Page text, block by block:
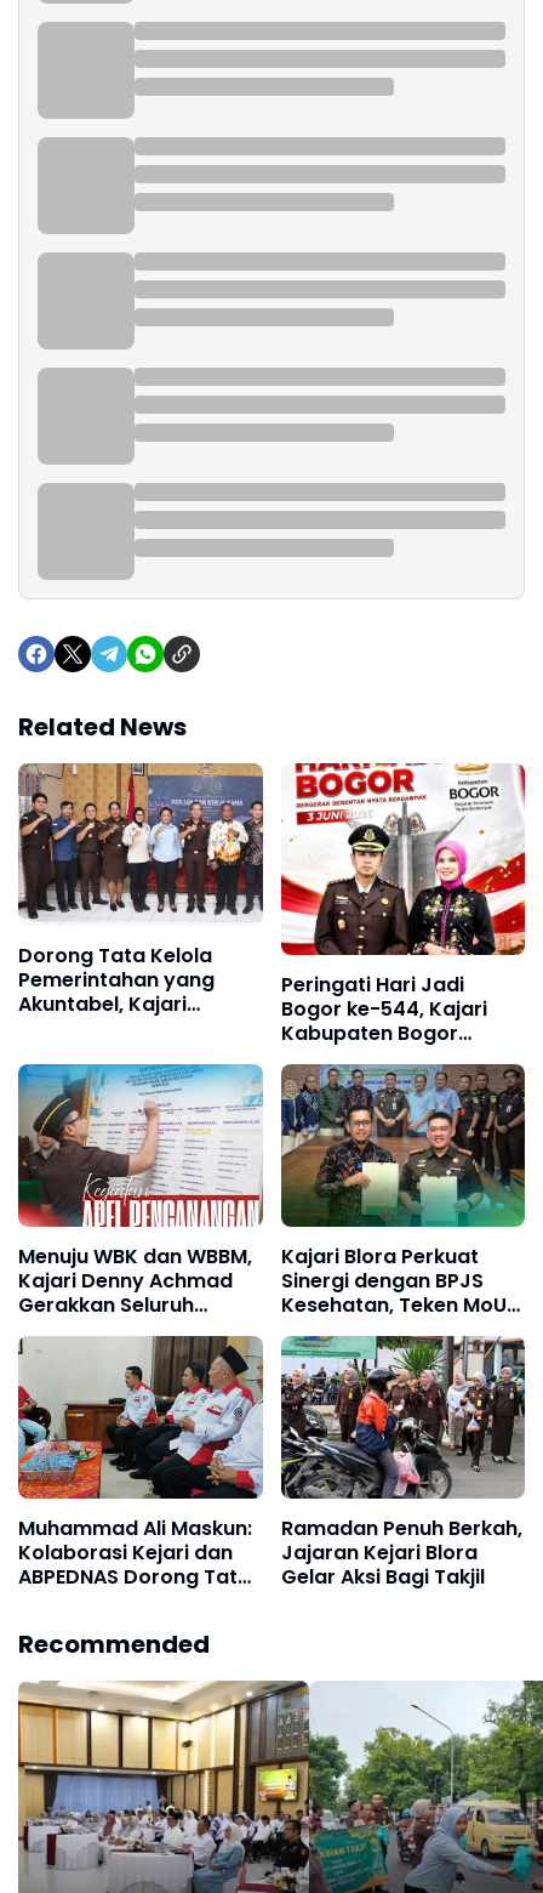
Related News
Dorong Tata Kelola
Pemerintahan yang
Akuntabel, Kajari
Agats
Peringati Hari Jadi
Bogor ke-544, Kajari
Kabupaten Bogor
Sampaikan Dukungan
untuk Kemajuan Daerah
Menuju WBK dan WBBM,
Kajari Denny Achmad
Gerakkan Seluruh
Pegawai Kejari
Kabupaten Bogor
Kajari Blora Perkuat
Sinergi dengan BPJS
Kesehatan, Teken MoU
Bidang Datun
Muhammad Ali Maskun:
Kolaborasi Kejari dan
ABPEDNAS Dorong Tata
Ramadan Penuh Berkah,
Jajaran Kejari Blora
Gelar Aksi Bagi Takjil
Recommended